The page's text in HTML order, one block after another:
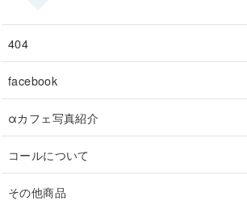
404
facebook
αカフェ写真紹介
コールについて
その他商品